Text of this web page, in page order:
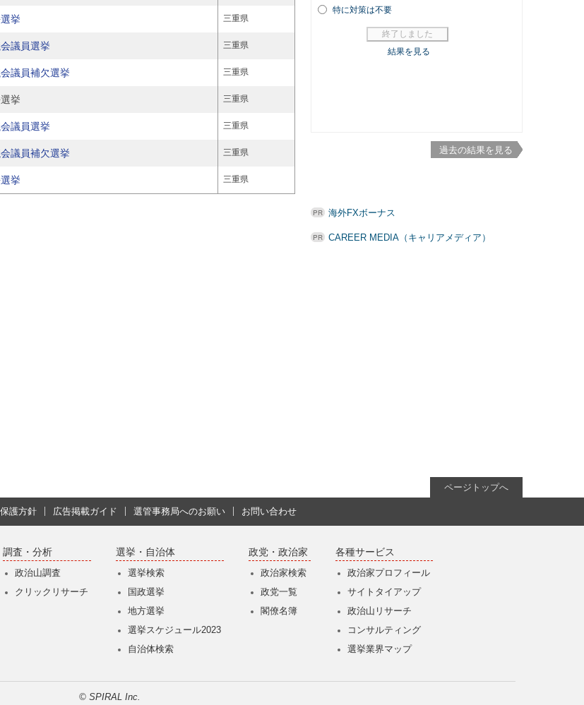
挙 三重県
議員選挙 三重県
議員補欠選挙 三重県
挙 三重県
議員選挙 三重県
議員補欠選挙 三重県
挙 三重県
過去の結果を見る
海外FXボーナス
CAREER MEDIA（キャリアメディア）
ページトップへ
護方針 広告掲載ガイド 選管事務局へのお願い お問い合わせ
調査・分析
政治山調査
クリックリサーチ
選挙・自治体
選挙検索
国政選挙
地方選挙
選挙スケジュール2023
自治体検索
政党・政治家
政治家検索
政党一覧
閣僚名簿
各種サービス
政治家プロフィール
サイトタイアップ
政治山リサーチ
コンサルティング
選挙業界マップ
© SPIRAL Inc.